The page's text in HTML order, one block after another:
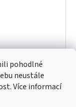
pohodlné
neustále
Více informací